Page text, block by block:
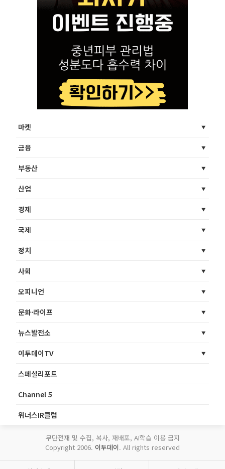
마켓
금융
부동산
산업
경제
국제
정치
사회
오피니언
문화·라이프
뉴스발전소
이투데이TV
스페셜리포트
Channel 5
위너스IR클럽
무단전재 및 수집, 복사, 재배포, AI학습 이용 금지
Copyright 2006. 이투데이. All rights reserved